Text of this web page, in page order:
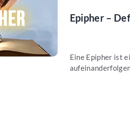
Epipher –
Eine Epipher ist